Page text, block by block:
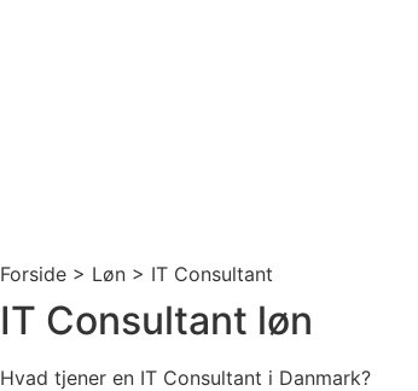
Forside > Løn > IT Consultant
IT Consultant løn
Hvad tjener en IT Consultant i Danmark?